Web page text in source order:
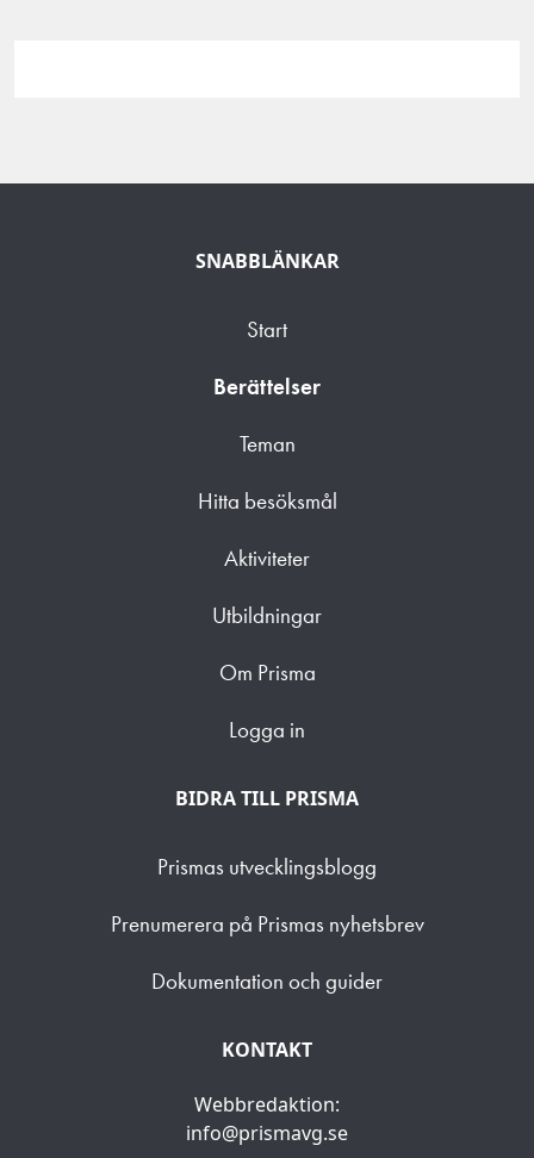
SNABBLÄNKAR
Start
Berättelser
Teman
Hitta besöksmål
Aktiviteter
Utbildningar
Om Prisma
Logga in
BIDRA TILL PRISMA
Prismas utvecklingsblogg
Prenumerera på Prismas nyhetsbrev
Dokumentation och guider
KONTAKT
Webbredaktion:
info@prismavg.se